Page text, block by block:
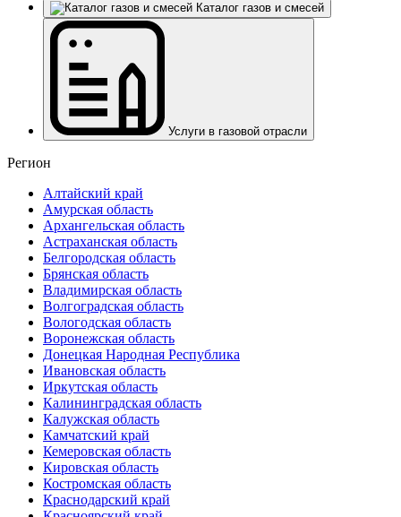
Каталог газов и смесей
Услуги в газовой отрасли
Регион
Алтайский край
Амурская область
Архангельская область
Астраханская область
Белгородская область
Брянская область
Владимирская область
Волгоградская область
Вологодская область
Воронежская область
Донецкая Народная Республика
Ивановская область
Иркутская область
Калининградская область
Калужская область
Камчатский край
Кемеровская область
Кировская область
Костромская область
Краснодарский край